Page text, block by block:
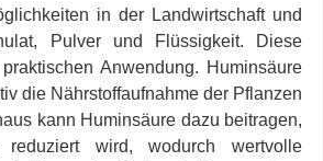
in der Landwirtschaft und
Pulver und Flüssigkeit. Diese
Anwendung. Huminsäure
die Nährstoffaufnahme der Pflanzen
kann Huminsäure dazu beitragen,
wird, wodurch wertvolle